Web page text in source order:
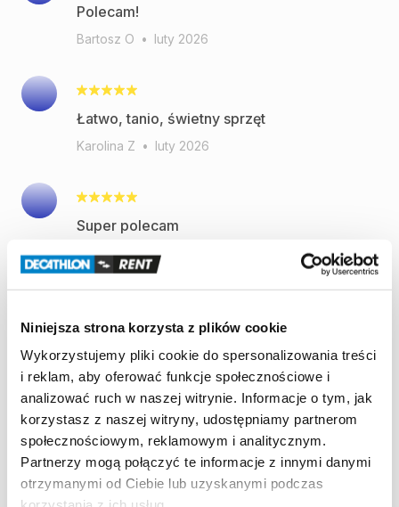
Niniejsza strona korzysta z plików cookie
Wykorzystujemy pliki cookie do spersonalizowania treści
i reklam, aby oferować funkcje społecznościowe i
analizować ruch w naszej witrynie. Informacje o tym, jak
korzystasz z naszej witryny, udostępniamy partnerom
społecznościowym, reklamowym i analitycznym.
Partnerzy mogą połączyć te informacje z innymi danymi
otrzymanymi od Ciebie lub uzyskanymi podczas
Polecam!
Bartosz O • luty 2026
Łatwo, tanio, świetny sprzęt
Karolina Z • luty 2026
Super polecam
Piotr B • luty 2026
Buty jak z pudełka, super! Bardzo wygodne
Weronika D • styczeń 2026
Wynajęcie sprzętu przeszło bardzo
sprawnie,bardzo pomocna obsługa sklepu a
w szczególności pan od
wypożyczalni.Polecam